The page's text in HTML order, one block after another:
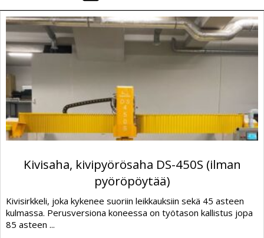
Kivisaha, kivipyörösaha DS-450S (ilman
pyöröpöytää)
Kivisirkkeli, joka kykenee suoriin leikkauksiin sekä 45 asteen
kulmassa. Perusversiona koneessa on työtason kallistus jopa
85 asteen ...